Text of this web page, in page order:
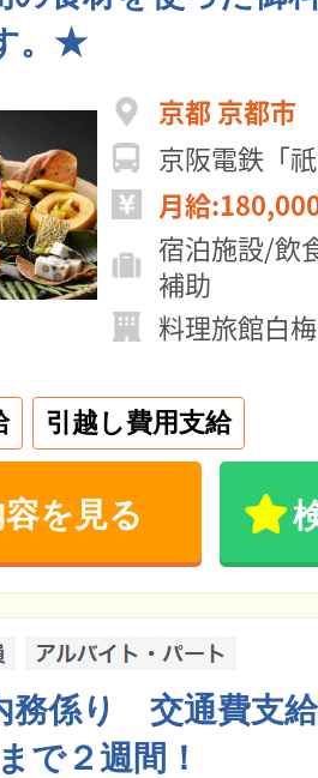
。★
京都 京都市
京阪電鉄「
月給
宿泊施設/飲
補助
料理旅館白梅
引越し費用支給
を見る
務係り 交通費支
で２週間！